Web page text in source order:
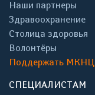
Наши партнеры
Здравоохранение
Столица здоровья
Волонтёры
Поддержать МКНЦ
СПЕЦИАЛИСТАМ